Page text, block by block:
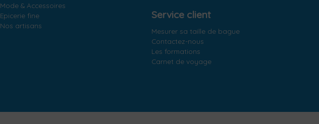
Mode & Accessoires
Epicerie fine
Nos artisans
Service client
Mesurer sa taille de bague
Contactez-nous
Les formations
Carnet de voyage